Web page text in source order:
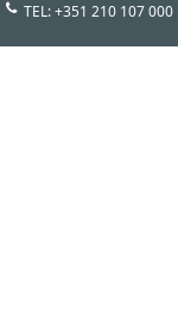
TEL: +351 210 107 000